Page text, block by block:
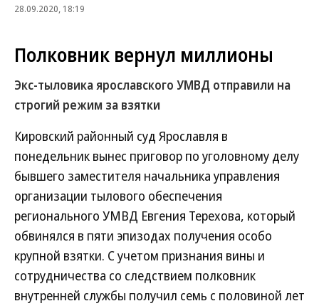
28.09.2020, 18:19
Полковник вернул миллионы
Экс-тыловика ярославского УМВД отправили на
строгий режим за взятки
Кировский районный суд Ярославля в
понедельник вынес приговор по уголовному делу
бывшего заместителя начальника управления
организации тылового обеспечения
регионального УМВД Евгения Терехова, который
обвинялся в пяти эпизодах получения особо
крупной взятки. С учетом признания вины и
сотрудничества со следствием полковник
внутренней службы получил семь с половиной лет